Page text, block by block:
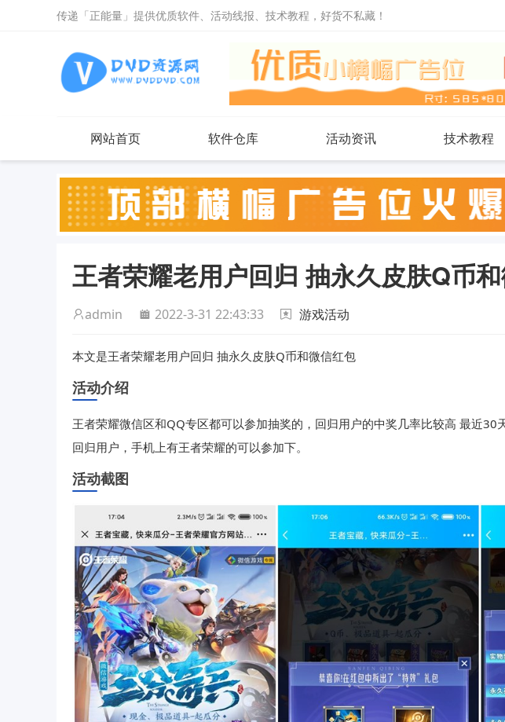
传递「正能量」提供优质软件、活动线报、技术教程，好货不私藏！
网站首页 软件仓库 活动资讯 技术教程
王者荣耀老用户回归 抽永久皮肤Q币
admin 2022-3-31 22:43:33 游戏活动
本文是王者荣耀老用户回归 抽永久皮肤Q币和微信红包
活动介绍
王者荣耀微信区和QQ专区都可以参加抽奖的，回归用户的中奖几率比较高 最近30
回归用户，手机上有王者荣耀的可以参加下。
活动截图